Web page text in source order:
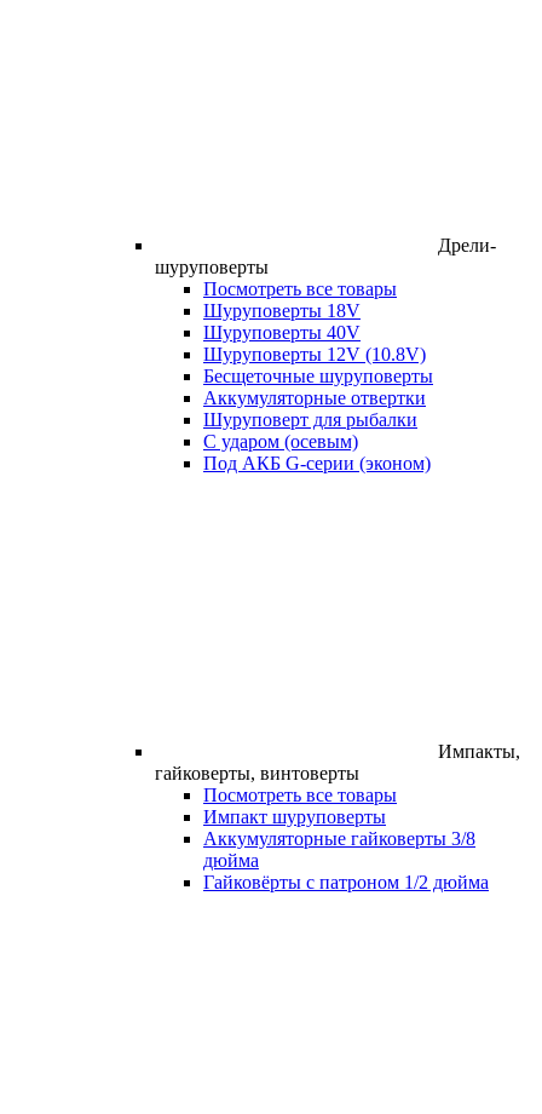
Дрели-
шуруповерты
Посмотреть все товары
Шуруповерты 18V
Шуруповерты 40V
Шуруповерты 12V (10.8V)
Бесщеточные шуруповерты
Аккумуляторные отвертки
Шуруповерт для рыбалки
С ударом (осевым)
Под АКБ G-серии (эконом)
Импакты,
гайковерты, винтоверты
Посмотреть все товары
Импакт шуруповерты
Аккумуляторные гайковерты 3/8
дюйма
Гайковёрты с патроном 1/2 дюйма